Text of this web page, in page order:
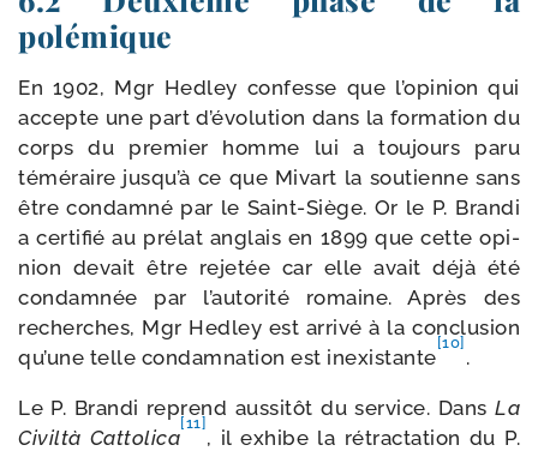
polémique
En 1902, Mgr Hedley confesse que l’opinion qui
accepte une part d’évolution dans la for­ma­tion du
corps du pre­mier homme lui a tou­jours paru
témé­raire jusqu’à ce que Mivart la sou­tienne sans
être condam­né par le Saint-​Siège. Or le P. Brandi
a cer­ti­fié au pré­lat anglais en 1899 que cette opi­
nion devait être reje­tée car elle avait déjà été
condam­née par l’autorité romaine. Après des
recherches, Mgr Hedley est arri­vé à la conclu­sion
qu’une telle condam­na­tion est inexis­tante
[10]
.
Le P. Brandi reprend aus­si­tôt du ser­vice. Dans La
Civiltà Cattolica
[11]
, il exhibe la rétrac­ta­tion du P.